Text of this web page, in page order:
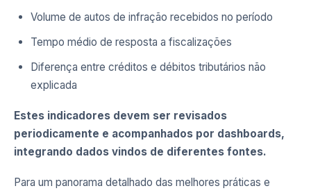
Volume de autos de infração recebidos no período
Tempo médio de resposta a fiscalizações
Diferença entre créditos e débitos tributários não
explicada
Estes indicadores devem ser revisados
periodicamente e acompanhados por dashboards,
integrando dados vindos de diferentes fontes.
Para um panorama detalhado das melhores práticas e